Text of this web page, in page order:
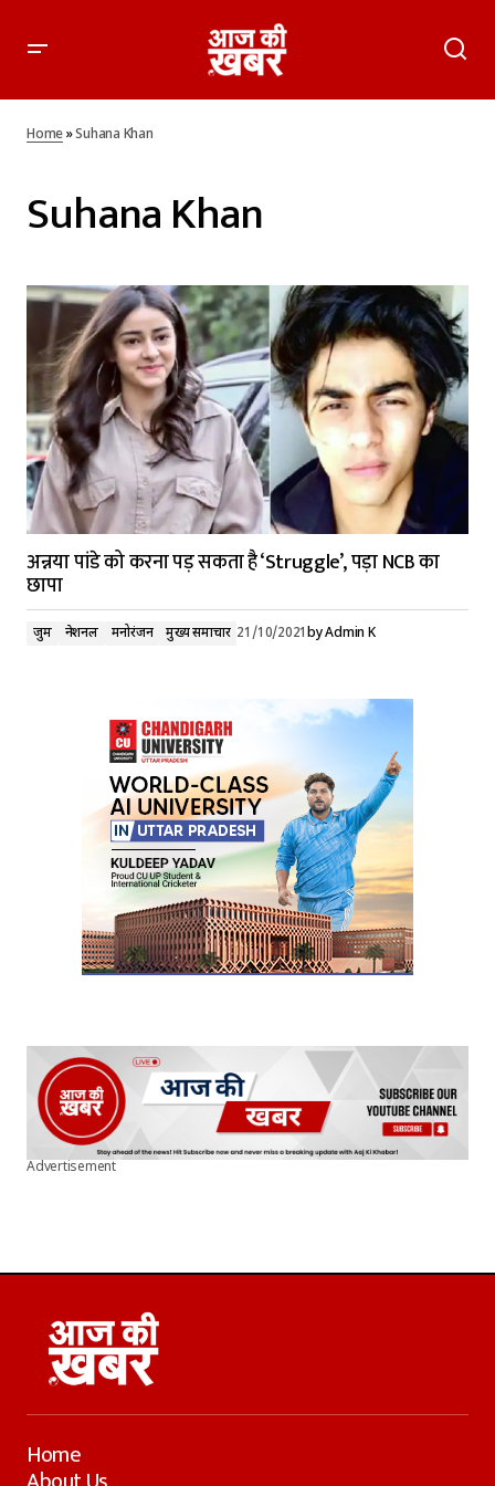
Home»Suhana Khan
Suhana Khan
अन्नया पांडे को करना पड़ सकता है ‘Struggle’, पड़ा NCB का
छापा
जुर्म नेशनल मनोरंजन मुख्य समाचार 21/10/2021byAdmin K
Advertisement
Home